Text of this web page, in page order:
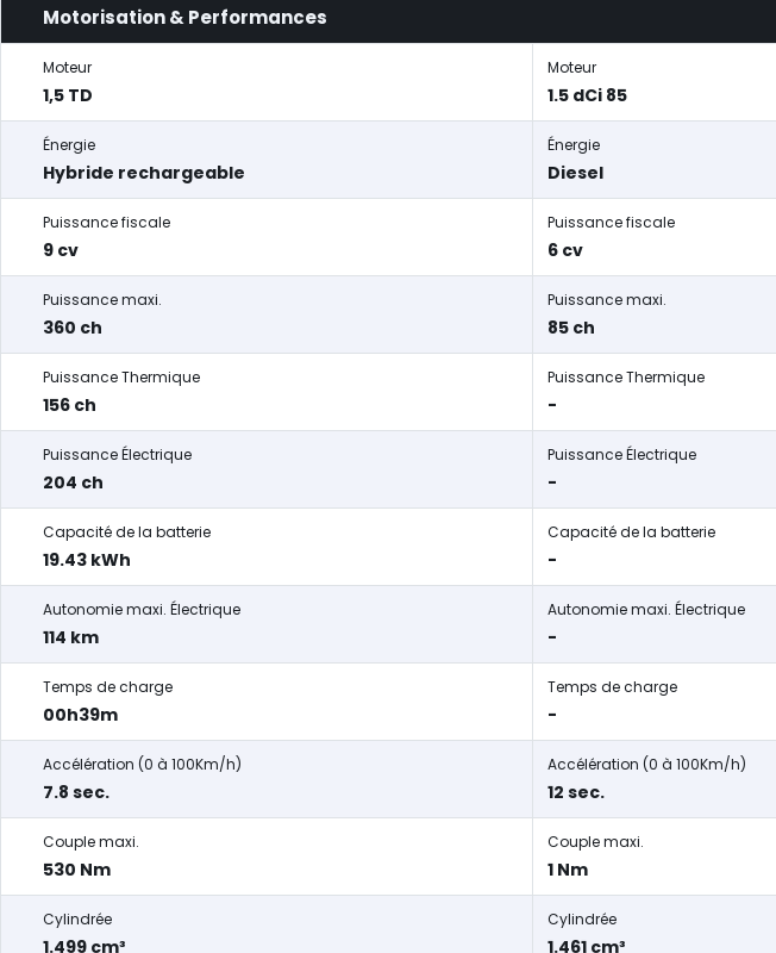
Motorisation & Performances
Moteur
1,5 TD
Moteur
1.5 dCi 85
Énergie
Hybride rechargeable
Énergie
Diesel
Puissance fiscale
9 cv
Puissance fiscale
6 cv
Puissance maxi.
360 ch
Puissance maxi.
85 ch
Puissance Thermique
156 ch
Puissance Thermique
-
Puissance Électrique
204 ch
Puissance Électrique
-
Capacité de la batterie
19.43 kWh
Capacité de la batterie
-
Autonomie maxi. Électrique
114 km
Autonomie maxi. Électrique
-
Temps de charge
00h39m
Temps de charge
-
Accélération (0 à 100Km/h)
7.8 sec.
Accélération (0 à 100Km/h)
12 sec.
Couple maxi.
530 Nm
Couple maxi.
1 Nm
Cylindrée
1.499 cm³
Cylindrée
1.461 cm³